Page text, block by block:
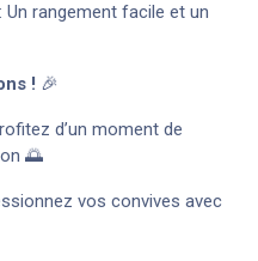
: Un rangement facile et un
! 🎉
d’un moment de
🌅
vos convives avec